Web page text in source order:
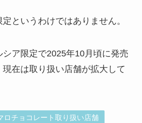
というわけではありません。
シア限定で2025年10月頃に発売
現在は取り扱い店舗が拡大して
ロチョコレート取り扱い店舗